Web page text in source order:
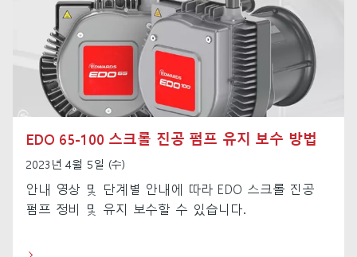
EDO 65-100 스크롤 진공 펌프 유지 보수 방법
2023년 4월 5일 (수)
안내 영상 및 단계별 안내에 따라 EDO 스크롤 진공
펌프 정비 및 유지 보수할 수 있습니다.